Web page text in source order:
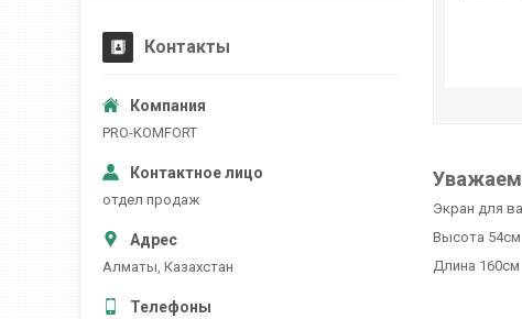
Экран для
Высота 54см
Длина 160см
Контакты
PRO-KOMFORT
отдел продаж
Алматы, Казахстан